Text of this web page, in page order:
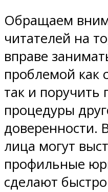
Обращаем
читателей на
вправе
проблемой как
так и поручить
процедуры
доверенности.
лица могут
профильные
сделают